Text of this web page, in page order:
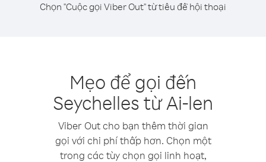
Chọn "Cuộc gọi Viber Out" từ tiêu đề hội thoại
Mẹo để gọi đến
Seychelles từ Ai-len
Viber Out cho bạn thêm thời gian
gọi với chi phí thấp hơn. Chọn một
trong các tùy chọn gọi linh hoạt,